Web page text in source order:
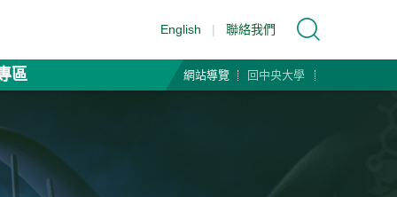
English | 聯絡我們
區 網站導覽 回中央大學